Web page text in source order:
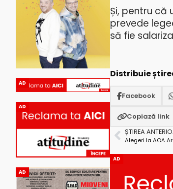
AD
AD
AD
Și, pentru că
prevede
să fie
Distribuie
Facebook
Copiază link
ȘTIREA
AD